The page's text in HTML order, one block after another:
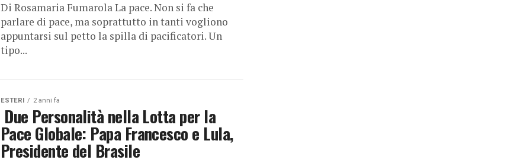
Di Rosamaria Fumarola La pace. Non si fa che
parlare di pace, ma soprattutto in tanti vogliono
appuntarsi sul petto la spilla di pacificatori. Un
tipo...
ESTERI 2 anni fa
Due Personalità nella Lotta per la
Pace Globale: Papa Francesco e Lula,
Presidente del Brasile